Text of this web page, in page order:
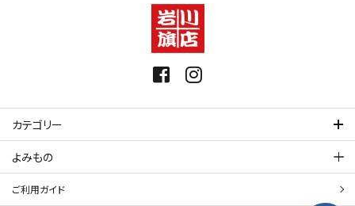
カテゴリー
よみもの
ご利用ガイド